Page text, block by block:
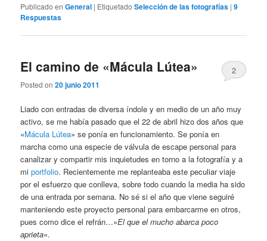
Publicado en General | Etiquetado Selección de las fotografías |9
Respuestas
El camino de «Mácula Lútea»
Posted on20 junio 2011
2
Liado con entradas de diversa índole y en medio de un año muy
activo, se me había pasado que el 22 de abril hizo dos años que
«Mácula Lútea» se ponía en funcionamiento. Se ponía en
marcha como una especie de válvula de escape personal para
canalizar y compartir mis inquietudes en torno a la fotografía y a
miportfolio. Recientemente me replanteaba este peculiar viaje
por el esfuerzo que conlleva, sobre todo cuando la media ha sido
de una entrada por semana. No sé si el año que viene seguiré
manteniendo este proyecto personal para embarcarme en otros,
pues como dice el refrán…»El que el mucho abarca poco
aprieta«.